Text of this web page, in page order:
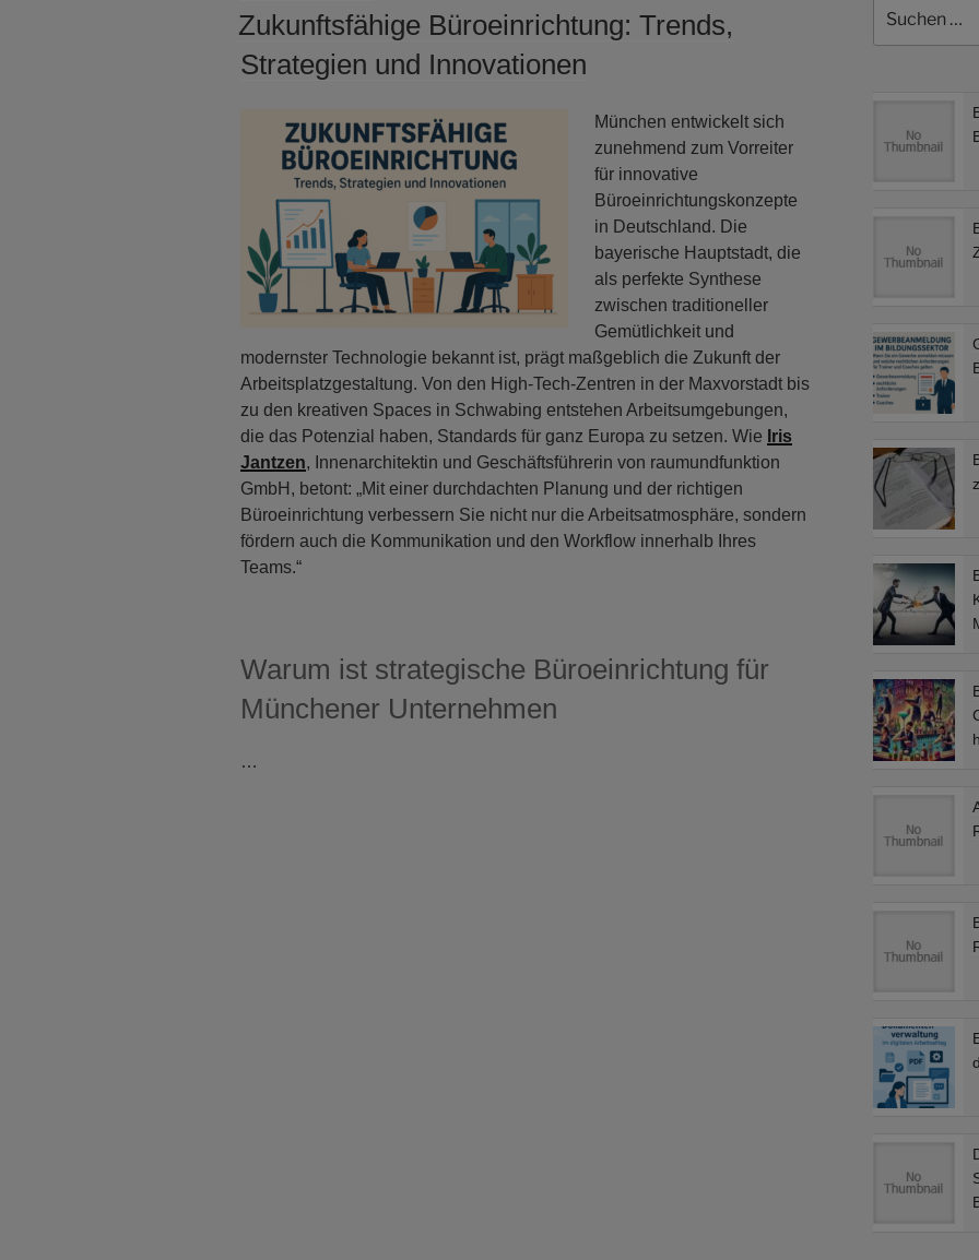
Zukunftsfähige Büroeinrichtung: Trends,
Strategien und Innovationen
München entwickelt sich
zunehmend zum Vorreiter
für innovative
Büroeinrichtungskonzepte
in Deutschland. Die
bayerische Hauptstadt, die
als perfekte Synthese
zwischen traditioneller
Gemütlichkeit und
modernster Technologie bekannt ist, prägt maßgeblich die Zukunft der
Arbeitsplatzgestaltung. Von den High-Tech-Zentren in der Maxvorstadt bis
zu den kreativen Spaces in Schwabing entstehen Arbeitsumgebungen,
die das Potenzial haben, Standards für ganz Europa zu setzen. Wie Iris
Jantzen, Innenarchitektin und Geschäftsführerin von raumundfunktion
GmbH, betont: „Mit einer durchdachten Planung und der richtigen
Büroeinrichtung verbessern Sie nicht nur die Arbeitsatmosphäre, sondern
fördern auch die Kommunikation und den Workflow innerhalb Ihres
Teams.“
Warum ist strategische Büroeinrichtung für
Münchener Unternehmen
…
nach: